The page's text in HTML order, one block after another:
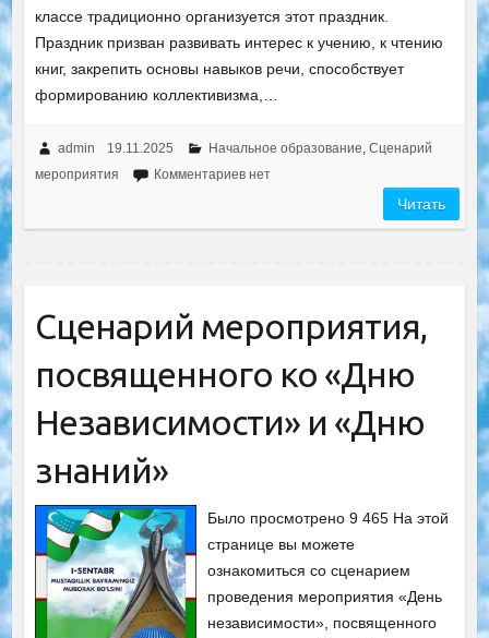
классе традиционно организуется этот праздник.
Праздник призван развивать интерес к учению, к чтению
книг, закрепить основы навыков речи, способствует
формированию коллективизма,…
admin 19.11.2025 Начальное образование, Сценарий
мероприятия
Комментариев нет
Читать
Сценарий мероприятия,
посвященного ко «Дню
Независимости» и «Дню
знаний»
Было просмотрено 9 465 На этой
странице вы можете
ознакомиться со сценарием
проведения мероприятия «День
независимости», посвященного